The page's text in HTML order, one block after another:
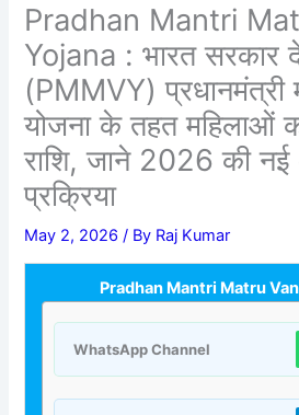
Pradhan Mantri
Yojana : भारत सरकार
(PMMVY) प्रधानमंत्री
योजना के तहत महिलाओं
राशि, जाने 2026 की
प्रक्रिया
May 2, 2026/ By Raj Kumar
Pradhan Mantri Matru
WhatsApp Channel